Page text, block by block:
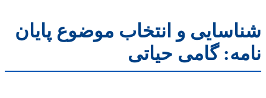
شناسایی و انتخاب موضوع پایان
نامه: گامی حیاتی